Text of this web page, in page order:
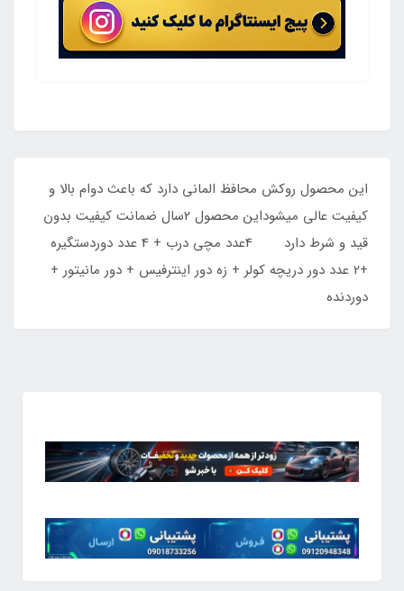
این محصول روکش محافظ المانی دارد که باعث دوام بالا و
کیفیت عالی میشوداین محصول 2سال ضمانت کیفیت بدون
قید و شرط دارد 4عدد مچی درب + 4 عدد دوردستگیره
+2 عدد دور دریچه کولر + زه دور اینترفیس + دور مانیتور +
دوردنده